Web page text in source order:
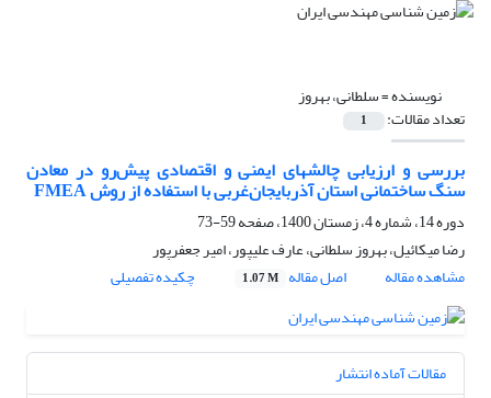
نویسنده =سلطانی، بهروز
تعداد مقالات: 1
بررسی و ارزیابی چالشهای ایمنی و اقتصادی پیش‌رو در معادن
سنگ ساختمانی استان آذربایجان‌غربی با استفاده از روش FMEA
دوره 14، شماره 4، زمستان 1400، صفحه
59-73
رضا میکائیل، بهروز سلطانی، عارف علیپور، امیر جعفرپور
مشاهده مقاله
اصل مقاله 1.07 M چکیده تفصیلی
مقالات آماده انتشار